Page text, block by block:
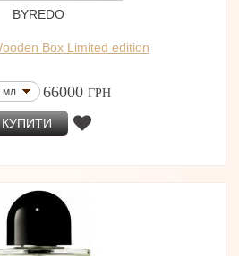
BYREDO
Box Limited edition
мл 66000 ГРН
КУПИТИ